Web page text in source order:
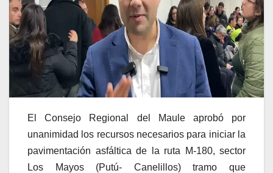
El Consejo Regional del Maule aprobó por
unanimidad los recursos necesarios para iniciar la
pavimentación asfáltica de la ruta M-180, sector
Los Mayos (Putú- Canelillos) tramo que